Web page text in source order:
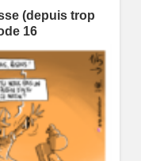
(depuis trop
16